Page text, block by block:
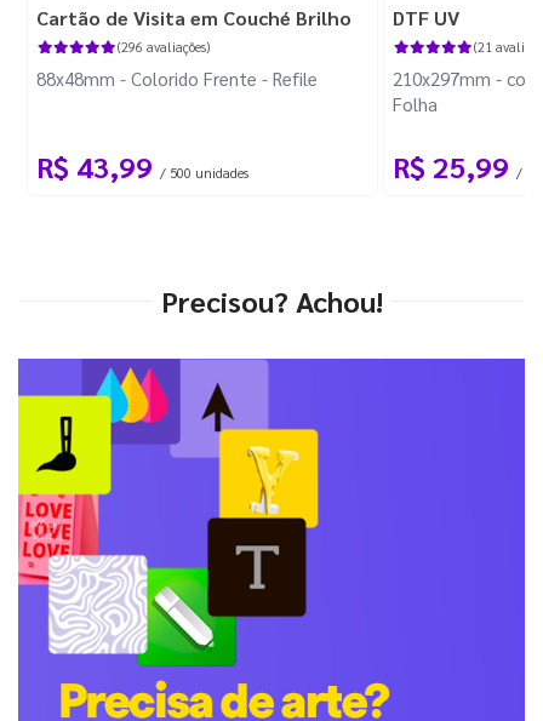
Cartão de Visita em Couché Brilho
(296 avaliações)
88x48mm - Colorido Frente - Refile
R$ 43,99 / 500 unidades
DTF UV
(21
210x297mm -
Folha
R$ 25,99 / 1
Precisou? Achou!